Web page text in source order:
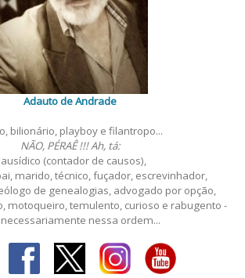
Adauto de Andrade
bilionário, playboy e filantropo...
NÃO, PÉRAÊ !!! Ah, tá:
(contador de causos),
marido, técnico, fuçador, escrevinhador,
de genealogias, advogado por opção,
motoqueiro, temulento, curioso e rabugento -
nessa ordem...